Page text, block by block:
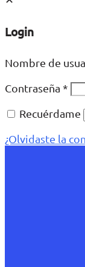
Login
Nombre de
Contraseña *
Recuérdame
¿Olvidaste la